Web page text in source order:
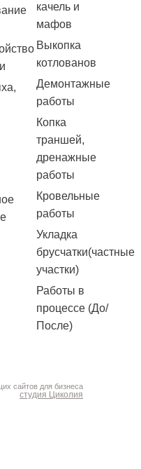
качель и
мафов
Выкопка
котлованов
Демонтажные
работы
Копка
траншей,
дренажные
работы
Кровельные
работы
Укладка
брусчатки(частные
участки)
Работы в
процессе (До/
После)
сайтов для бизнеса
студия Циколия